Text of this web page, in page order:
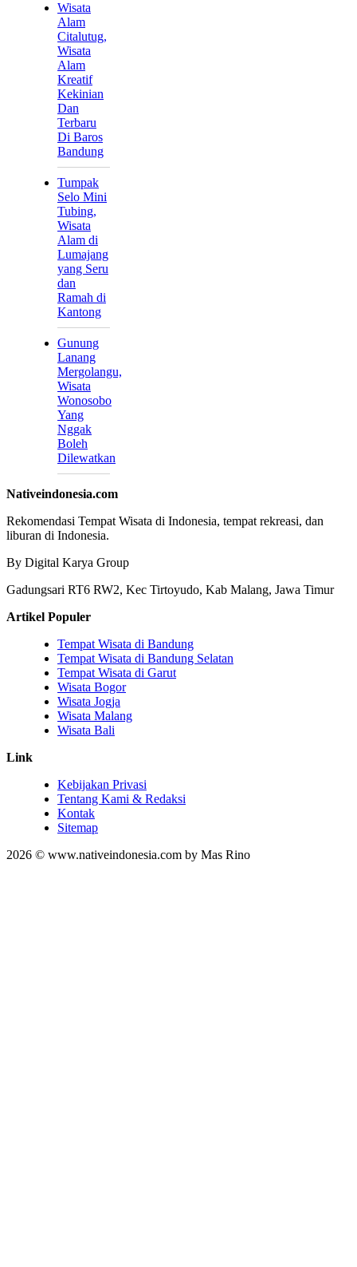
Wisata
Alam
Citalutug,
Wisata
Alam
Kreatif
Kekinian
Dan
Terbaru
Di Baros
Bandung
Tumpak
Selo Mini
Tubing,
Wisata
Alam di
Lumajang
yang Seru
dan
Ramah di
Kantong
Gunung
Lanang
Mergolangu,
Wisata
Wonosobo
Yang
Nggak
Boleh
Dilewatkan
Nativeindonesia.com
Rekomendasi Tempat Wisata di Indonesia, tempat rekreasi, dan
liburan di Indonesia.
By Digital Karya Group
Gadungsari RT6 RW2, Kec Tirtoyudo, Kab Malang, Jawa Timur
Artikel Populer
Tempat Wisata di Bandung
Tempat Wisata di Bandung Selatan
Tempat Wisata di Garut
Wisata Bogor
Wisata Jogja
Wisata Malang
Wisata Bali
Link
Kebijakan Privasi
Tentang Kami & Redaksi
Kontak
Sitemap
2026 © www.nativeindonesia.com by Mas Rino